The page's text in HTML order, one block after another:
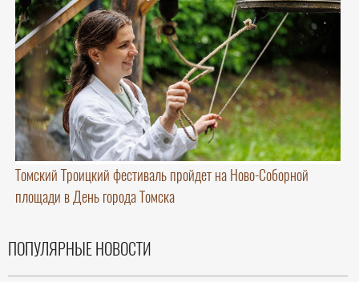
Томский Троицкий фестиваль пройдет на Ново-Соборной
площади в День города Томска
ПОПУЛЯРНЫЕ НОВОСТИ